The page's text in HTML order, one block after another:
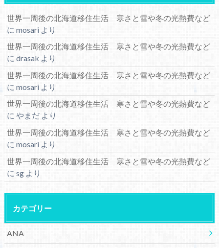
世界一周後の北海道移住生活 寒さと雪や冬の光熱費など
に mosariより
世界一周後の北海道移住生活 寒さと雪や冬の光熱費など
に drasak より
世界一周後の北海道移住生活 寒さと雪や冬の光熱費など
に mosariより
世界一周後の北海道移住生活 寒さと雪や冬の光熱費など
に やまだより
世界一周後の北海道移住生活 寒さと雪や冬の光熱費など
に mosariより
世界一周後の北海道移住生活 寒さと雪や冬の光熱費など
に sgより
カテゴリー
ANA